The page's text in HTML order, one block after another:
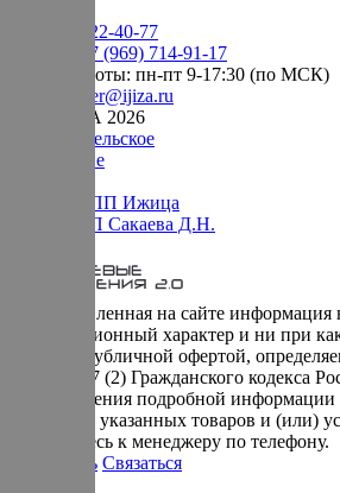
+7 (905) 222-40-77
+7 (969) 714-91-17
режим работы: пн-пт 9-17:30 (по МСК)
order@ijiza.ru
© ИЖИЦА 2026
Пользовательское
соглашение
Оферта НПП Ижица
Оферта ИП Сакаева Д.Н.
* представленная на сайте
информационный характер и ни при
является публичной офертой,
Статьи 437 (2) Гражданского кодекса
Для получения подробной
стоимости указанных товаров и (или)
обращайтесь к менеджеру по телефону.
Позвонить Связаться